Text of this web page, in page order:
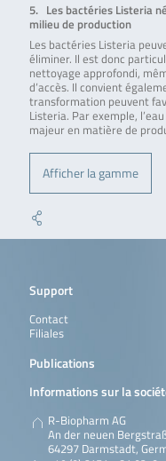
5. Les bactéries Listeria
milieu de production
Les bactéries Listeria
éliminer. Il est donc
nettoyage approfondi,
d’accès. Il convient
transformation peuvent
Listeria. Par exemple,
majeur en matière de
Afficher la gamme
Support
Contact
Filiales
Publications
Informations sur la
R-Biopharm AG
An der neuen
64297 Darmstadt,